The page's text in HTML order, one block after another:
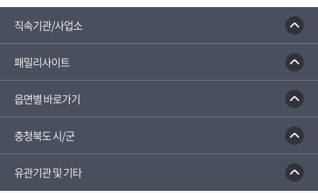
직속기관/사업소
패밀리사이트
읍면별 바로가기
충청북도 시/군
유관기관 및 기타